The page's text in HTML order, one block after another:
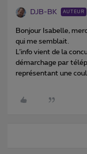
DJB-BK AUTEUR
Bonjour Isabelle,
qui me semblait.
L’info vient de la
démarchage par
représentant une